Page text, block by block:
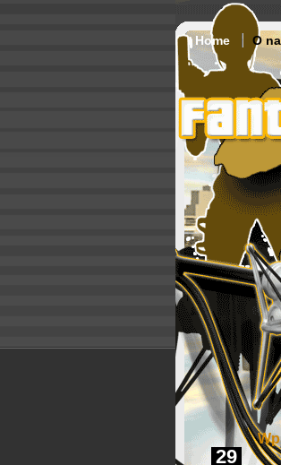
Home O
29